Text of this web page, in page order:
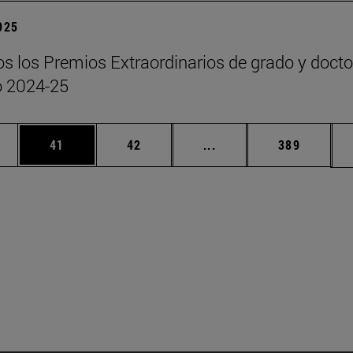
los Premios Extraordinarios de grado y
2024-25
Use TAB para desplazarse.
Página
41 Página
42 ... Páginas intermedias
Página
389